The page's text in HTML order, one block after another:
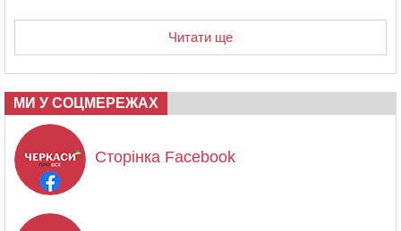
Читати ще
МИ У СОЦМЕРЕЖАХ
Сторінка Facebook